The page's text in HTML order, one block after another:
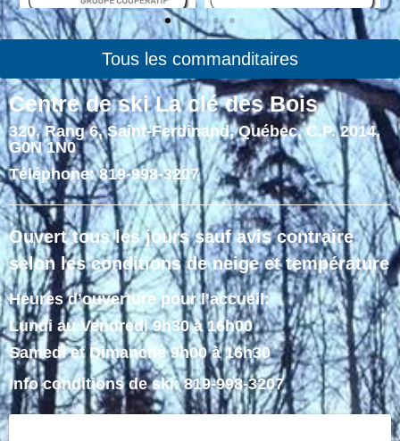
Tous les commanditaires
Centre de ski La clé des Bois
320, Rang 6, Saint-Ferdinand, Québec, C.P. 2014,
G0N 1N0
Téléphone: 819-998-3207
Ouvert tous les jours sauf avis contraire
selon les conditions de neige et température
Heures d’ouverture pour l’accueil:
Lundi au Vendredi 9h30 à 16h00
Samedi et Dimanche 9h00 à 16h30
Info conditions de ski: 819-998-3207